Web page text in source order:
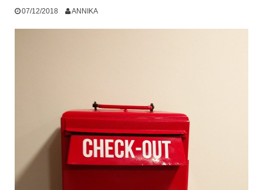
07/12/2018 ANNIKA